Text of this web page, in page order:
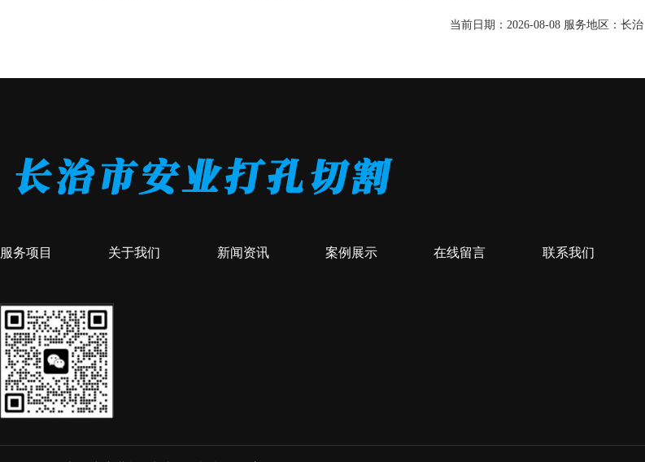
当前日期：2026-08-08 服务地区：长治
服务项目 关于我们 新闻资讯 案例展示 在线留言 联系我们